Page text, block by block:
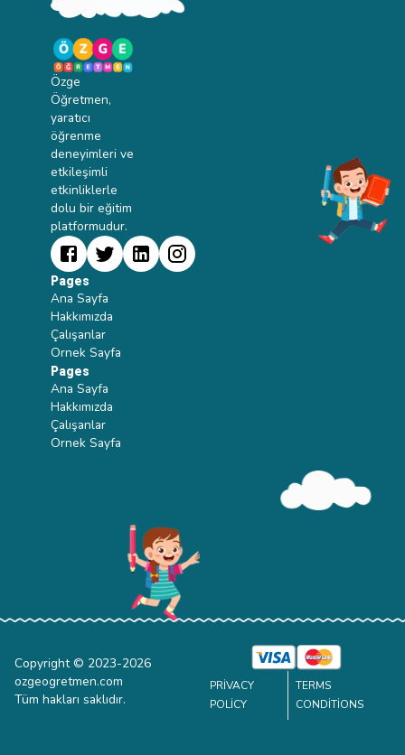
Özge
Öğretmen,
yaratıcı
öğrenme
deneyimleri ve
etkileşimli
etkinliklerle
dolu bir eğitim
platformudur.
Pages
Ana Sayfa
Hakkımızda
Çalışanlar
Ornek Sayfa
Pages
Ana Sayfa
Hakkımızda
Çalışanlar
Ornek Sayfa
Copyright © 2023-2026
ozgeogretmen.com
Tüm hakları saklıdır.
PRIVACY
POLICY
TERMS
CONDITIONS